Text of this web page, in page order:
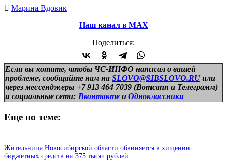
Марина Вдовик
Наш канал в МАХ
Поделиться:
Если вы хотите, чтобы ЧС-ИНФО написал о вашей
проблеме, сообщайте нам на SLOVO@SIBSLOVO.RU или
через мессенджеры +7 913 464 7039 (Вотсапп и Телеграмм)
и социальные сети: Вконтакте и Одноклассники
Еще по теме:
Жительница Новосибирской области обвиняется в хищении
бюджетных средств на 375 тысяч рублей